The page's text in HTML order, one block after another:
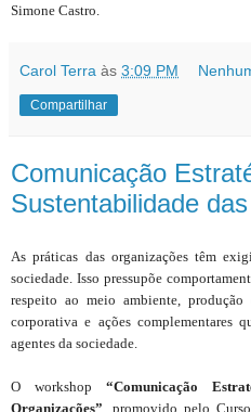
Simone Castro.
Carol Terra às 3:09 PM
Compartilhar
Comunicação
Sustentabilidade
As práticas das organizações têm
sociedade. Isso pressupõe
respeito ao meio ambiente,
corporativa e ações complementares
agentes da sociedade.
O workshop “Comunicação
Organizações” , promovido pelo